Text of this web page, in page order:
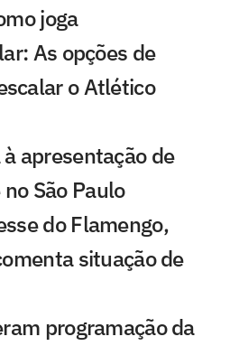
joga
As opções de
o Atlético
apresentação de
São Paulo
do Flamengo,
situação de
programação da